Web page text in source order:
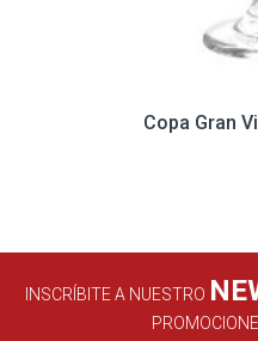
Copa Gran
INSCRÍBITE A NUESTRO